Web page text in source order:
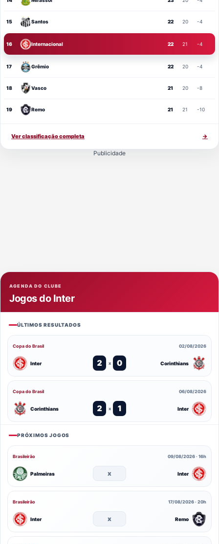
15 Santos 22 20 -4
16 Internacional 22 21 -4
17 Grêmio 22 20 -4
18 Vasco 21 20 -8
19 Remo 21 21 -10
Ver classificação completa →
Publicidade
AGENDA DO CLUBE
Jogos do Inter
ÚLTIMOS RESULTADOS
Copa do Brasil 02/08/2026
Inter 2 x 0 Corinthians
Copa do Brasil 06/08/2026
Corinthians 2 x 1 Inter
PRÓXIMOS JOGOS
Brasileirão 09/08/2026 · 16h
Palmeiras x Inter
Brasileirão 17/08/2026 · 20h
Inter x Remo